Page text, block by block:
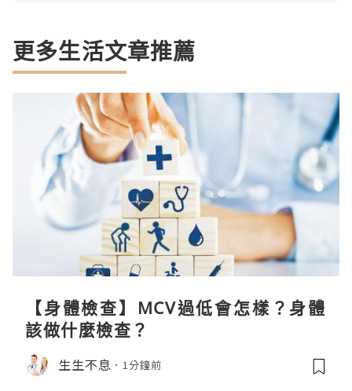
更多生活文章推薦
【身體檢查】MCV過低會怎樣？身體
該做什麼檢查？
生生不息 1分鐘前